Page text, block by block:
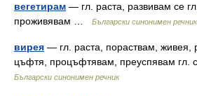
вегетирам — гл. раста, развивам се
проживявам …
Български синонимен речник
вирея — гл. раста, пораствам, живея,
цъфтя, процъфтявам, преуспявам гл.
Български синонимен речник